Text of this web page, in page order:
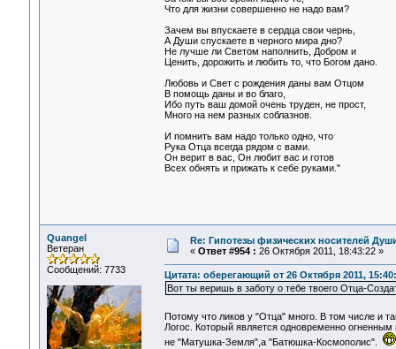
Что для жизни совершенно не надо вам?
Зачем вы впускаете в сердца свои чернь,
А Души спускаете в черного мира дно?
Не лучше ли Светом наполнить, Добром и
Ценить, дорожить и любить то, что Богом дано.
Любовь и Свет с рождения даны вам Отцом
В помощь даны и во благо,
Ибо путь ваш домой очень труден, не прост,
Много на нем разных соблазнов.
И помнить вам надо только одно, что
Рука Отца всегда рядом с вами.
Он верит в вас, Он любит вас и готов
Всех обнять и прижать к себе руками."
Quangel
Ветеран
Сообщений: 7733
Re: Гипотезы физических носителей
« Ответ #954 : 26 Октября 2011, 18:43:22 »
Цитата: оберегающий от 26 Октября 2011,
Вот ты веришь в заботу о тебе твоего Отца-
Потому что ликов у "Отца" много. В том числе и
Логос. Который является одновременно
не "Матушка-Земля",а "Батюшка-Космополис".